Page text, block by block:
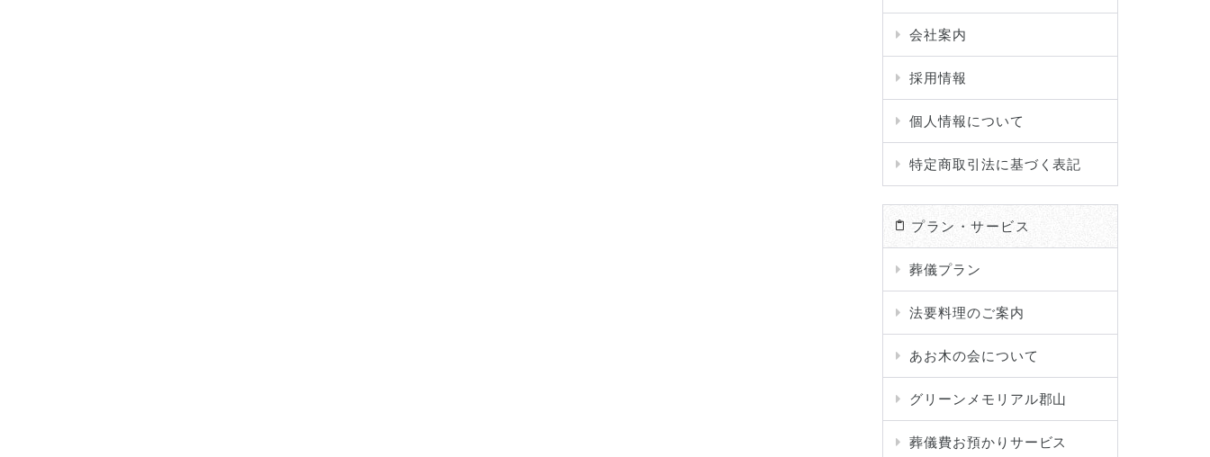
会社案内
採用情報
個人情報について
特定商取引法に基づく表記
プラン・サービス
葬儀プラン
法要料理のご案内
あお木の会について
グリーンメモリアル郡山
葬儀費お預かりサービス